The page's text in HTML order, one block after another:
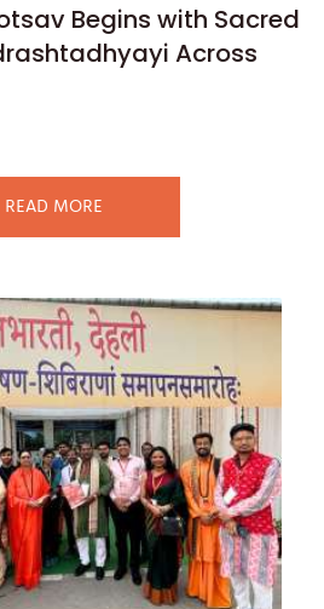
Begins with Sacred
Across
READ MORE